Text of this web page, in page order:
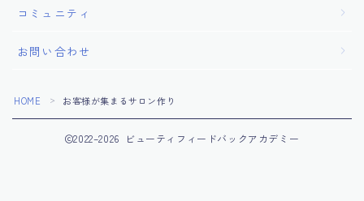
コミュニティ
お問い合わせ
HOME ＞ お客様が集まるサロン作り
2022–2026 ビューティフィードバックアカデミー